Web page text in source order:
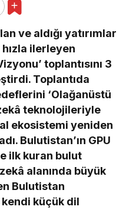
ve aldığı yatırımlar
ilerleyen
toplantısını 3
Toplantıda
‘Olağanüstü
teknolojileriyle
ekosistemi yeniden
Bulutistan’ın GPU
ilk kuran bulut
alanında büyük
Bulutistan
küçük dil